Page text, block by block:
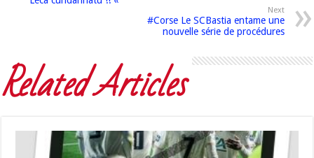
Next
#Corse Le SCBastia entame une
nouvelle série de procédures
Related Articles